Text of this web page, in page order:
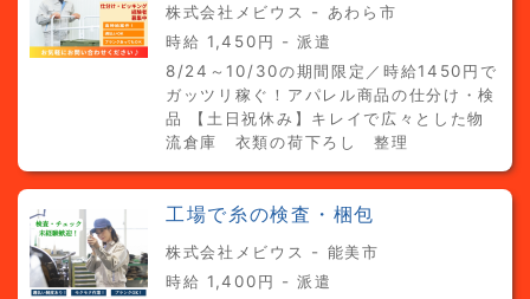
株式会社メビウス - あわら市
時給 1,450円 - 派遣
8/24～10/30の期間限定／時給1450円で
ガッツリ稼ぐ！アパレル商品の仕分け・検
品 【土日祝休み】キレイで広々とした物
流倉庫 衣類の荷下ろし 整理
工場で糸の検査・梱包
株式会社メビウス - 能美市
時給 1,400円 - 派遣